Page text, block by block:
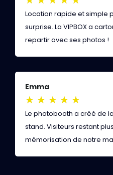
Location rapide et simple
surprise. La VIPBOX a
repartir avec ses photos !
Emma
★ ★ ★ ★ ★
Le photobooth a créé de
stand. Visiteurs restant
mémorisation de notre